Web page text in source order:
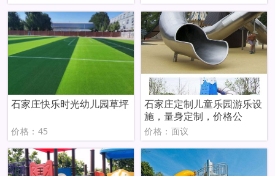
石家庄快乐时光幼儿园草坪
价格：45
石家庄定制儿童乐园游乐设
施，量身定制，价格公
价格：面议